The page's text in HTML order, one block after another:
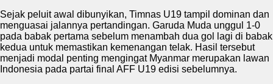
Sejak peluit awal dibunyikan, Timnas U19 tampil dominan dan
menguasai jalannya pertandingan. Garuda Muda unggul 1-0
pada babak pertama sebelum menambah dua gol lagi di babak
kedua untuk memastikan kemenangan telak. Hasil tersebut
menjadi modal penting mengingat Myanmar merupakan lawan
Indonesia pada partai final AFF U19 edisi sebelumnya.